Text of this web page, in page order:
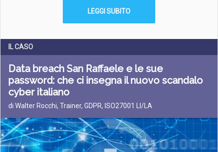
LEGGI SUBITO
IL CASO
Data breach San Raffaele e le sue
password: che ci insegna il nuovo scandalo
cyber italiano
di Walter Rocchi, Trainer, GDPR, ISO27001 LI/LA